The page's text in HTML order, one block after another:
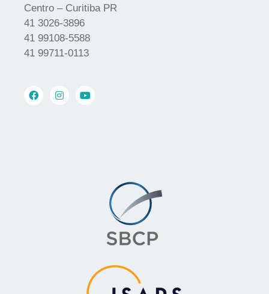
Centro – Curitiba PR
41 3026-3896
41 99108-5588
41 99711-0113